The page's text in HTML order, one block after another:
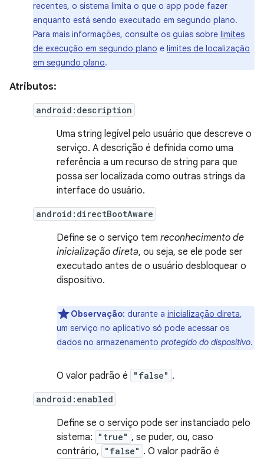
recentes, o sistema limita o que o app pode fazer
enquanto está sendo executado em segundo plano.
Para mais informações, consulte os guias sobre limites
de execução em segundo plano e limites de localização
em segundo plano.
Atributos:
android:description
Uma string legível pelo usuário que descreve o
serviço. A descrição é definida como uma
referência a um recurso de string para que
possa ser localizada como outras strings da
interface do usuário.
android:directBootAware
Define se o serviço tem reconhecimento de
inicialização direta, ou seja, se ele pode ser
executado antes de o usuário desbloquear o
dispositivo.
Observação: durante a inicialização direta,
um serviço no aplicativo só pode acessar os
dados no armazenamento protegido do dispositivo.
O valor padrão é "false" .
android:enabled
Define se o serviço pode ser instanciado pelo
sistema:
"true" , se puder, ou, caso
contrário,
"false" . O valor padrão é